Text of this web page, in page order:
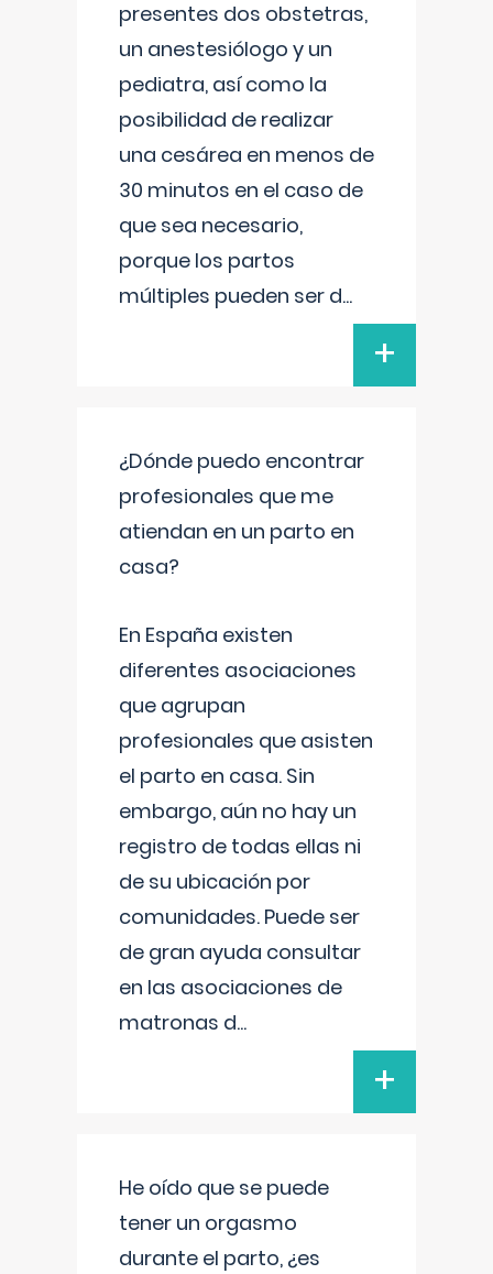
presentes dos obstetras,
un anestesiólogo y un
pediatra, así como la
posibilidad de realizar
una cesárea en menos de
30 minutos en el caso de
que sea necesario,
porque los partos
múltiples pueden ser d...
+
¿Dónde puedo encontrar
profesionales que me
atiendan en un parto en
casa?
En España existen
diferentes asociaciones
que agrupan
profesionales que asisten
el parto en casa. Sin
embargo, aún no hay un
registro de todas ellas ni
de su ubicación por
comunidades. Puede ser
de gran ayuda consultar
en las asociaciones de
matronas d...
+
He oído que se puede
tener un orgasmo
durante el parto, ¿es